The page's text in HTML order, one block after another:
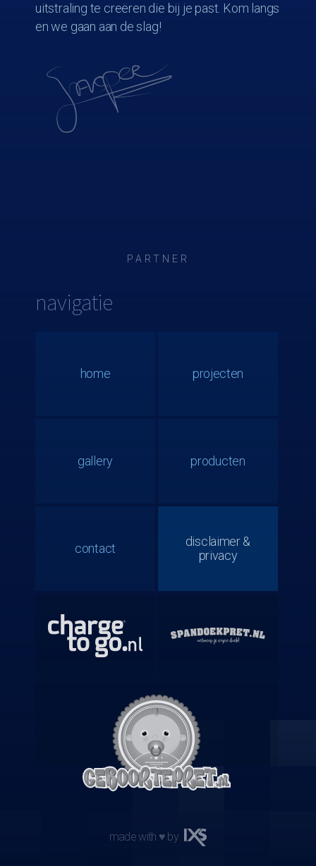
uitstraling te creëren die bij je past. Kom langs
en we gaan aan de slag!
PARTNER
navigatie
home projecten
gallery producten
contact
disclaimer &
privacy
made with ♥ by